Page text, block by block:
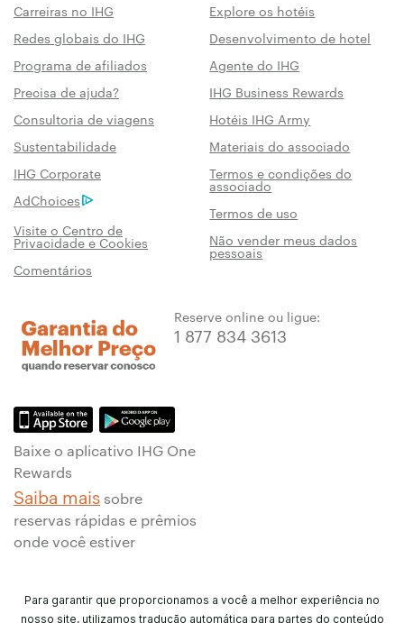
Carreiras no IHG
Explore os hotéis
Redes globais do IHG
Desenvolvimento de hotel
Programa de afiliados
Agente do IHG
Precisa de ajuda?
IHG Business Rewards
Consultoria de viagens
Hotéis IHG Army
Sustentabilidade
Materiais do associado
IHG Corporate
Termos e condições do
associado
AdChoices
Termos de uso
Visite o Centro de
Privacidade e Cookies Não vender meus dados
pessoais
Comentários
Reserve online ou ligue:
1 877 834 3613
Baixe o aplicativo IHG One
Rewards
Saiba mais sobre
reservas rápidas e prêmios
onde você estiver
Para garantir que proporcionamos a você a melhor experiência no
nosso site, utilizamos tradução automática para partes do conteúdo